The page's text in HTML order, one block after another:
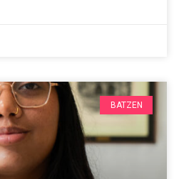
BATZEN